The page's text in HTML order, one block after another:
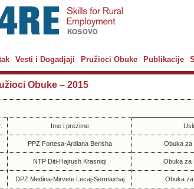
Vesti i Dogadjaji Pružioci Obuke Publikacije
Obuke – 2015
Ime i prezime
PPZ Fortesa-Ardiana Berisha Obuka za
NTP Diti-Hajrush Krasniqi Obuka za
DPZ Medina-Mirvete Lecaj-Sermaxhaj Obuka